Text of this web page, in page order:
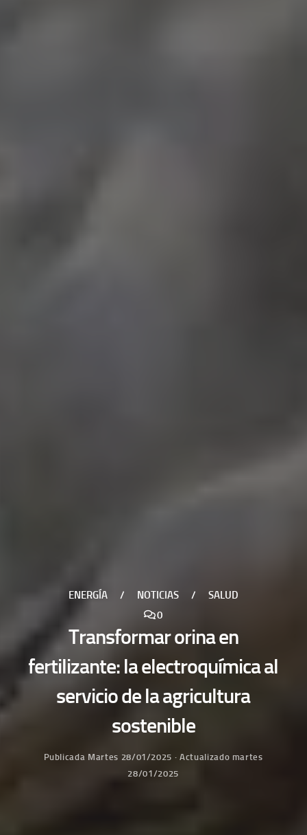
ENERGÍA / NOTICIAS /
SALUD
0
Transformar orina en
fertilizante: la electroquímica al
servicio de la agricultura
sostenible
Publicada Martes 28/01/2025 · Actualizado martes
28/01/2025